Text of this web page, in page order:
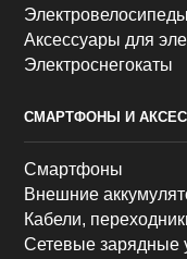
Электровелосипеды
Аксессуары для
Электроснегокаты
СМАРТФОНЫ И
Смартфоны
Внешние
Кабели,
Сетевые зарядные